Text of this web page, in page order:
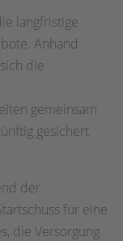
langfristige
Anhand
die
gemeinsam
gesichert
der
für eine
die Versorgung